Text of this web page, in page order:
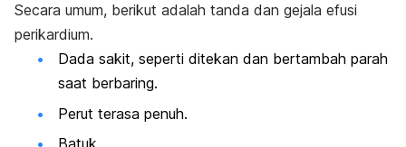
Secara umum, berikut adalah tanda dan gejala efusi
perikardium.
Dada sakit, seperti ditekan dan bertambah parah
saat berbaring.
Perut terasa penuh.